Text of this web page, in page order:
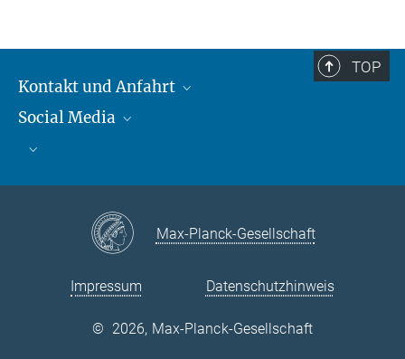
tmueller@...
TOP
Kontakt und Anfahrt
Kontakt und Anfahrt
Social Media
Bluesky
Max-Planck-Gesellschaft
Impressum Datenschutzhinweis
© 2026, Max-Planck-Gesellschaft